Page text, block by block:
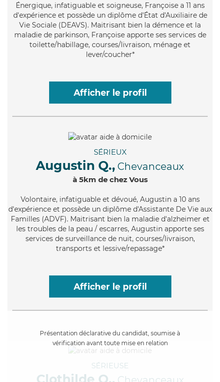
Énergique, infatiguable et soigneuse, Françoise a 11 ans
d'expérience et possède un diplôme d'État d'Auxiliaire de
Vie Sociale (DEAVS). Maitrisant bien la démence et la
maladie de parkinson, Françoise apporte ses services de
toilette/habillage, courses/livraison, ménage et
lever/coucher*
Afficher le profil
SÉRIEUX
Augustin Q., Chevanceaux
à 5km de chez Vous
Volontaire, infatiguable et dévoué, Augustin a 10 ans
d'expérience et possède un diplôme d'Assistante De Vie aux
Familles (ADVF). Maitrisant bien la maladie d'alzheimer et
les troubles de la peau / escarres, Augustin apporte ses
services de surveillance de nuit, courses/livraison,
transports et lessive/repassage*
Afficher le profil
Présentation déclarative du candidat, soumise à
vérification avant toute mise en relation
SÉRIEUSE